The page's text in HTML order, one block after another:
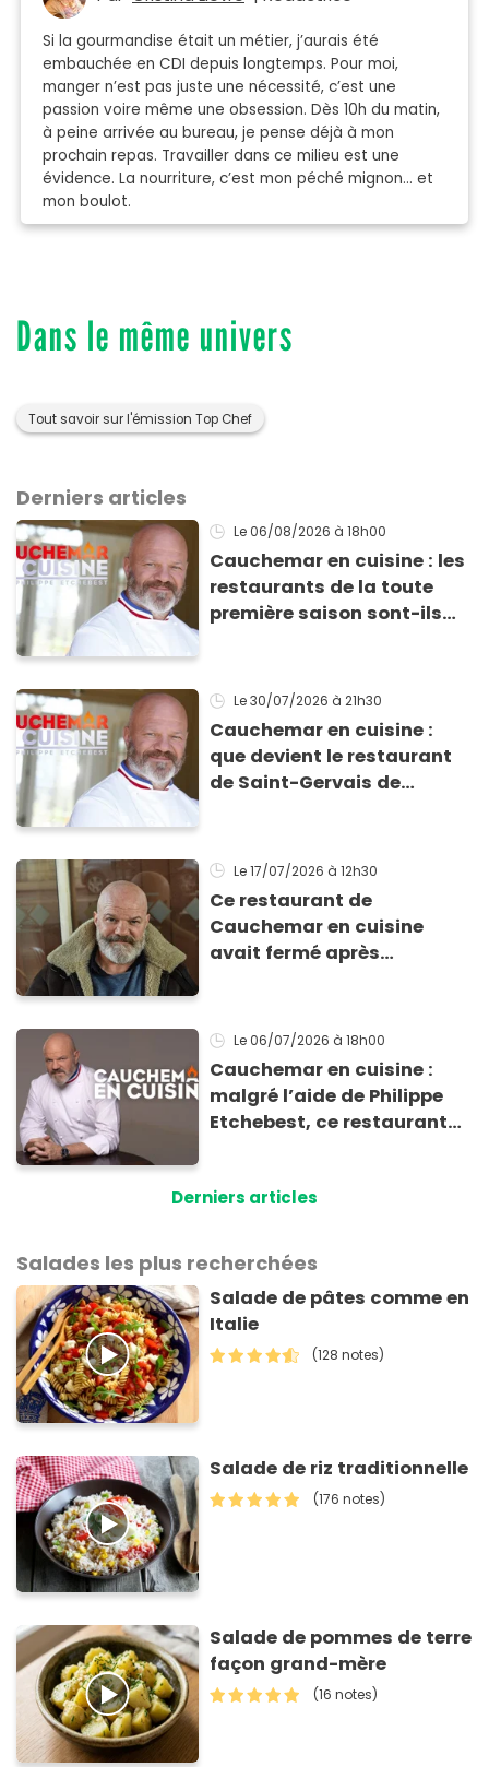
Si la gourmandise était un métier, j’aurais été
embauchée en CDI depuis longtemps. Pour moi,
manger n’est pas juste une nécessité, c’est une
passion voire même une obsession. Dès 10h du matin,
à peine arrivée au bureau, je pense déjà à mon
prochain repas. Travailler dans ce milieu est une
évidence. La nourriture, c’est mon péché mignon… et
mon boulot.
Dans le même univers
Tout savoir sur l'émission Top Chef
Derniers articles
Le 06/08/2026 à 18h00
Cauchemar en cuisine : les
restaurants de la toute
première saison sont-ils
Le 30/07/2026 à 21h30
Cauchemar en cuisine :
que devient le restaurant
de Saint-Gervais de
Etchebest ?
Le 17/07/2026 à 12h30
Ce restaurant de
Cauchemar en cuisine
avait fermé après
patron !
Le 06/07/2026 à 18h00
Cauchemar en cuisine :
malgré l’aide de Philippe
Etchebest, ce restaurant
Derniers articles
Salades les plus recherchées
Salade de pâtes comme en
Italie
(128 notes)
Salade de riz traditionnelle
(176 notes)
Salade de pommes de terre
façon grand-mère
(16 notes)